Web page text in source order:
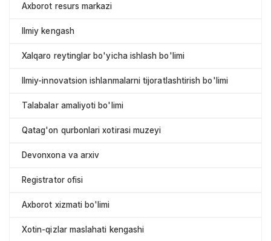
Axborot resurs markazi
Ilmiy kengash
Xalqaro reytinglar bo'yicha ishlash bo'limi
Ilmiy-innovatsion ishlanmalarni tijoratlashtirish bo'limi
Talabalar amaliyoti bo'limi
Qatag'on qurbonlari xotirasi muzeyi
Devonxona va arxiv
Registrator ofisi
Axborot xizmati bo'limi
Xotin-qizlar maslahati kengashi